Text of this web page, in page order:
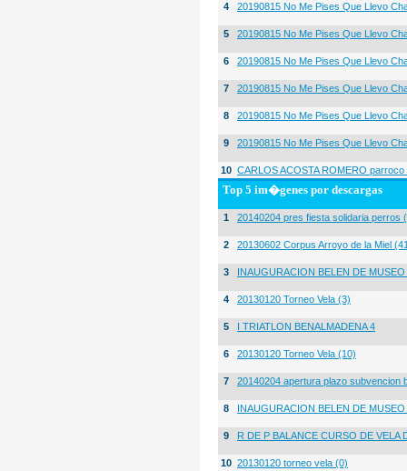
4 20190815 No Me Pises Que Llevo
5 20190815 No Me Pises Que Llevo
6 20190815 No Me Pises Que Llevo
7 20190815 No Me Pises Que Llevo
8 20190815 No Me Pises Que Llevo
9 20190815 No Me Pises Que Llevo
10 CARLOS ACOSTA ROMERO
Top 5 im�genes por descargas
1 20140204 pres fiesta solidaria perros
2 20130602 Corpus Arroyo de la Miel
3 INAUGURACION BELEN DE
4 20130120 Torneo Vela (3)
5 I TRIATLON BENALMADENA 4
6 20130120 Torneo Vela (10)
7 20140204 apertura plazo subvencion
8 INAUGURACION BELEN DE
9 R DE P BALANCE CURSO DE VELA
10 20130120 torneo vela (0)